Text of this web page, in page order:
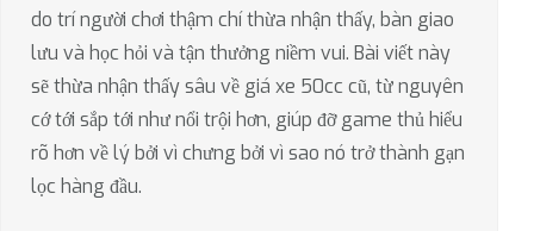
do trí người chơi thậm chí thừa nhận thấy, bàn giao
lưu và học hỏi và tận thưởng niềm vui. Bài viết này
sẽ thừa nhận thấy sâu về giá xe 50cc cũ, từ nguyên
cớ tới sắp tới như nổi trội hơn, giúp đỡ game thủ hiểu
rõ hơn về lý bởi vì chưng bởi vì sao nó trở thành gạn
lọc hàng đầu.